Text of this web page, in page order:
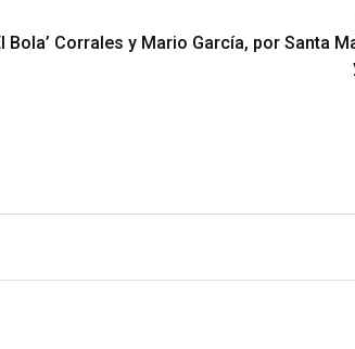
Bola’ Corrales y Mario García, por Santa